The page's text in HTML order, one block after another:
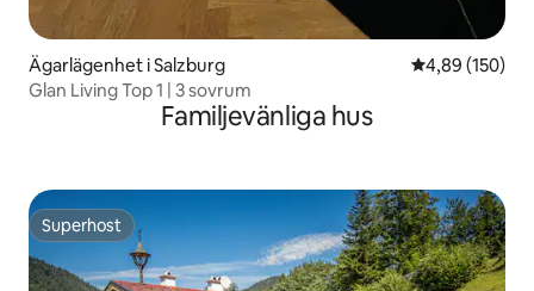
Ägarlägenhet i Salzburg 4,89 av 5 i
4,89 (150)
Glan Living Top 1 | 3 sovrum
Familjevänliga hus
Superhost
Superhost